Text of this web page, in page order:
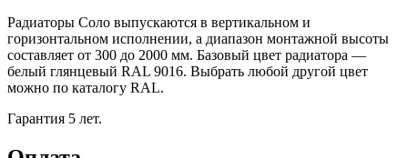
Радиаторы Соло выпускаются в вертикальном и
горизонтальном исполнении, а диапазон монтажной высоты
составляет от 300 до 2000 мм. Базовый цвет радиатора —
белый глянцевый RAL 9016. Выбрать любой другой цвет
можно по каталогу RAL.
Гарантия 5 лет.